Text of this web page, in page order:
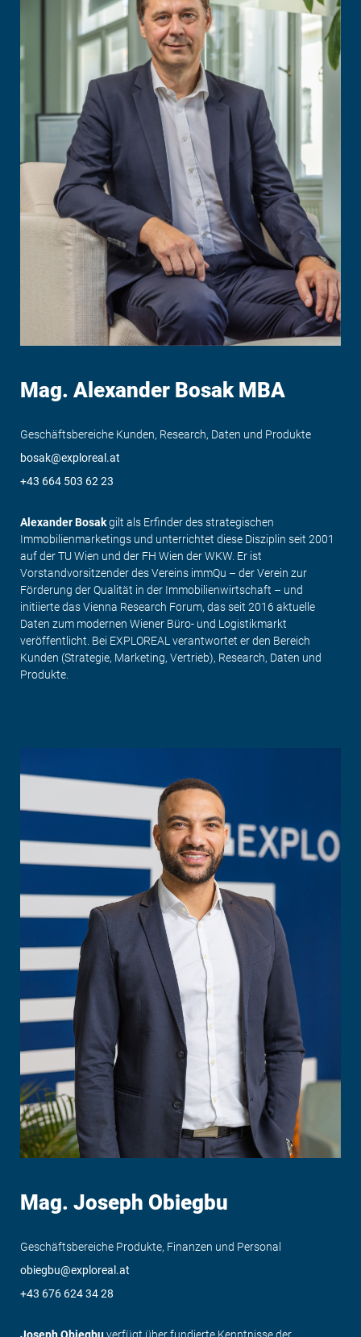
Mag. Alexander Bosak MBA
Geschäftsbereiche Kunden, Research, Daten und Produkte
bosak@exploreal.at
+43 664 503 62 23
Alexander Bosakgilt als Erfinder des strategischen
Immobilienmarketings und unterrichtet diese Disziplin seit 2001
auf der TU Wien und der FH Wien der WKW. Er ist
Vorstandvorsitzender des Vereins immQu – der Verein zur
Förderung der Qualität in der Immobilienwirtschaft – und
initiierte das Vienna Research Forum, das seit 2016 aktuelle
Daten zum modernen Wiener Büro- und Logistikmarkt
veröffentlicht. Bei EXPLOREAL verantwortet er den Bereich
Kunden (Strategie, Marketing, Vertrieb), Research, Daten und
Produkte.
Mag. Joseph Obiegbu
Geschäftsbereiche Produkte, Finanzen und Personal
obiegbu@exploreal.at
+43 676 624 34 28